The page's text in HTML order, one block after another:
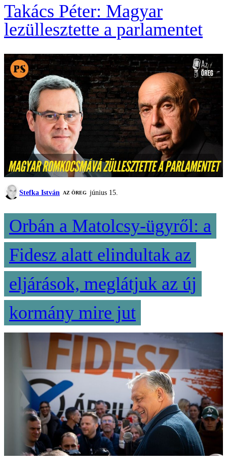
Takács Péter: Magyar
lezüllesztette a parlamentet
Stefka István AZ ÖREG június 15.
Orbán a Matolcsy-ügyről: a
Fidesz alatt elindultak az
eljárások, meglátjuk az új
kormány mire jut